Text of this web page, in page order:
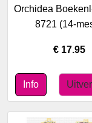
Orchidea
8721 (14-
€ 17.95